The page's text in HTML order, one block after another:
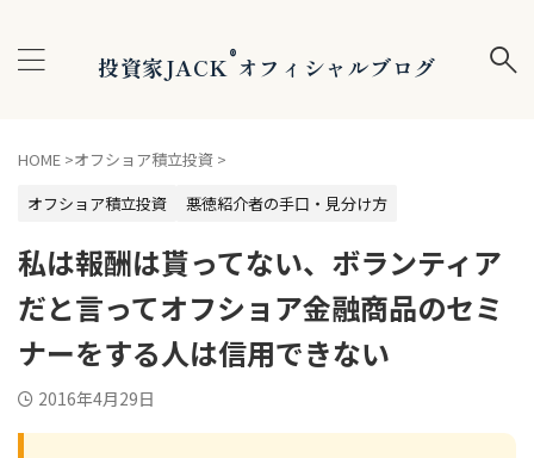
投資家JACK®オフィシャルブログ
HOME >オフショア積立投資 >
オフショア積立投資
悪徳紹介者の手口・見分け方
私は報酬は貰ってない、ボランティア
だと言ってオフショア金融商品のセミ
ナーをする人は信用できない
2016年4月29日